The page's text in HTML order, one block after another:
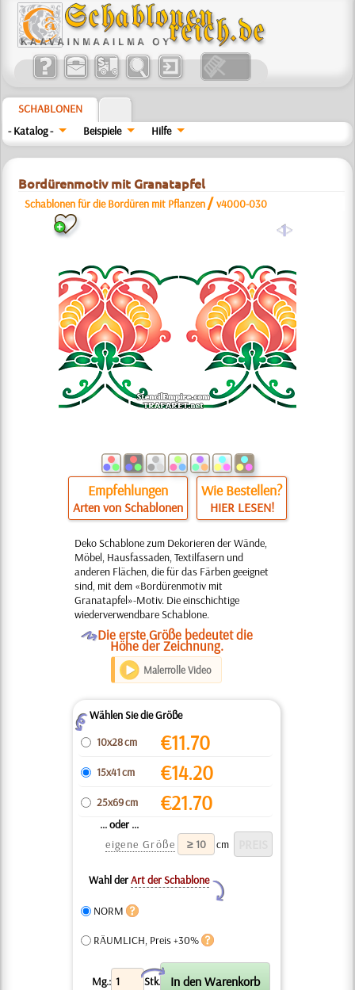
SCHABLONEN
- Katalog -
Beispiele Hilfe
Bordürenmotiv mit Granatapfel
Schablonen für die Bordüren mit Pflanzen /v4000-030
a
Empfehlungen
Arten von Schablonen
Wie Bestellen?
HIER LESEN!
Deko Schablone zum Dekorieren der Wände,
Möbel, Hausfassaden, Textilfasern und
anderen Flächen, die für das Färben geeignet
sind, mit dem «Bordürenmotiv mit
Granatapfel»-Motiv. Die einschichtige
wiederverwendbare Schablone.
ODie erste Größe bedeutet die
Höhe der Zeichnung.
Malerrolle Video
ZWählen Sie die Größe
10x28 cm
€11.70
15x41 cm €14.20
25x69 cm €21.70
... oder ...
eigene Größe
cm
Wahl derArt der Schablone
Y
NORM
RÄUMLICH, Preis +30%
Mg.: Stk.
X